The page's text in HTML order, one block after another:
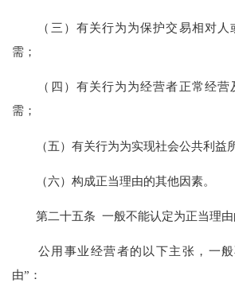
（三）有关行为为保护交易相对人
需；
（四）有关行为为经营者正常经营
需；
（五）有关行为为实现社会公共利益
（六）构成正当理由的其他因素。
第二十五条 一般不能认定为正当理由
公用事业经营者的以下主张，一般
由”：